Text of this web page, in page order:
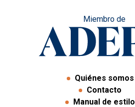
Miembro de
Quiénes somos
Contacto
Manual de estilo